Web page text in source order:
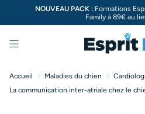
NOUVEAU PACK : Formations
Family à 89€ au
Menu
Accueil Maladies du chien
La communication inter-atriale chez le